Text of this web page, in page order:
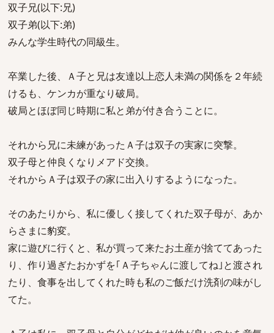
双子兄(以下:兄)
双子弟(以下:弟)
みんな学生時代の同級生。
卒業した後、Ａ子と兄は友達以上恋人未満の関係を２年続
けるも、ケンカが重なり破局。
破局とほぼ同じ時期に私と弟が付き合うことに。
それから兄に未練があったＡ子は双子の実家に突撃。
双子母と仲良くなりメアド交換。
それからＡ子は双子の家に出入りするようになった。
そのあたりから、私に優しく接してくれた双子母が、あか
らさまに豹変。
家に遊びに行くと、私が買って来たお土産が捨ててあった
り、作り過ぎたおかずを｢Ａ子ちゃんに渡してね｣と渡され
たり、食事を出してくれた時も私のご飯だけ洗剤の味がし
てた。